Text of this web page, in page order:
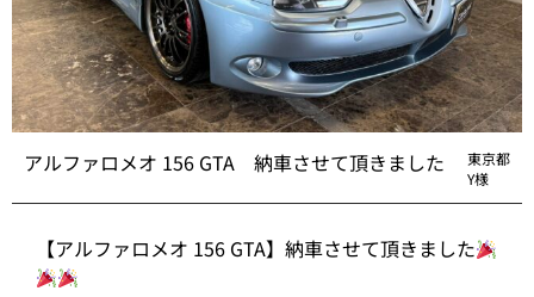
アルファロメオ 156 GTA 納車させて頂きました
東京都
Y様
【アルファロメオ 156 GTA】納車させて頂きました